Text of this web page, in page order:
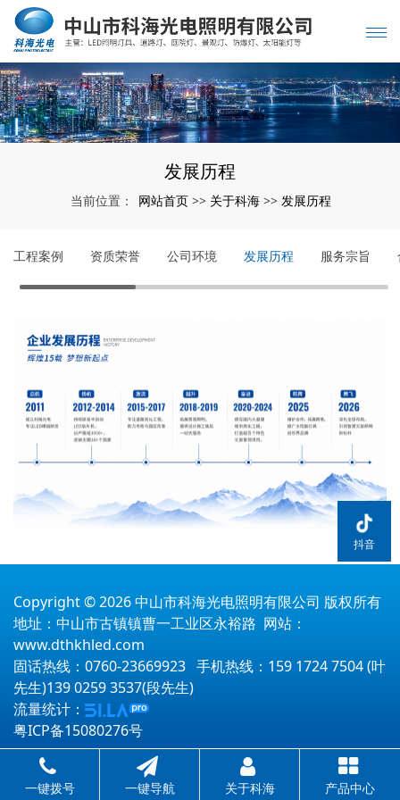
发展历程
当前位置： 网站首页 >> 关于科海 >> 发展历程
工程案例 资质荣誉 公司环境 发展历程 服务宗旨
Copyright © 2026 中山市科海光电照明有限公司 版权所有
地址：中山市古镇镇曹一工业区永裕路 网站：
www.dthkhled.com
固话热线：0760-23669923 手机热线：159 1724 7504 (叶
先生)139 0259 3537(段先生)
流量统计：
粤ICP备15080276号
一键拨号 一键导航 关于科海 产品中心
抖音